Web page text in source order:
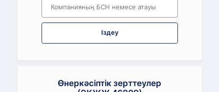
Іздеу
Өнеркәсіптік зерттеулер